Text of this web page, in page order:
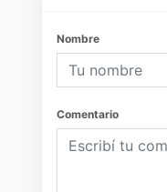
Nombre
Comentario